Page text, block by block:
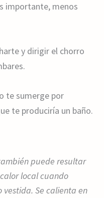
importante, menos
y dirigir el chorro
te sumerge por
te produciría un baño.
puede resultar
local cuando
vestida. Se calienta en